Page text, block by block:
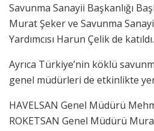
Savunma Sanayii Başkanlığı
Murat Şeker ve Savunma
Yardımcısı Harun Çelik de katıldı.
Ayrıca Türkiye’nin köklü
genel müdürleri de etkinlikte
HAVELSAN Genel Müdürü
ROKETSAN Genel Müdürü